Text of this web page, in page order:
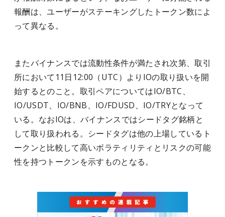
報酬は、ユーザーがステーキングしたトークン数によ
って異なる。
またバイナンスでは流動性条件が満たされ次第、取引
所において11日12:00（UTC）よりIOの取り扱いを開
始するとのこと。取引ペアについてはIO/BTC、
IO/USDT、IO/BNB、IO/FDUSD、IO/TRYとなって
いる。なおIOは、バイナンスではシードタグ銘柄と
して取り扱われる。シードタグは他の上場しているト
ークンと比較して高いボラティリティとリスクの可能
性を持つトークンを示すものとなる。